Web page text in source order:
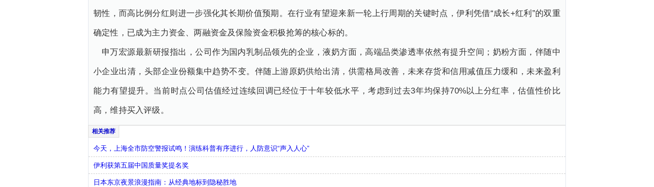
韧性，而高比例分红则进一步强化其长期价值预期。在行业有望迎来新一轮上行周期的关键时点，伊利凭借“成长+红利”的双重
确定性，已成为主力资金、两融资金及保险资金积极抢筹的核心标的。
申万宏源最新研报指出，公司作为国内乳制品领先的企业，液奶方面，高端品类渗透率依然有提升空间；奶粉方面，伴随中
小企业出清，头部企业份额集中趋势不变。伴随上游原奶供给出清，供需格局改善，未来存货和信用减值压力缓和，未来盈利
能力有望提升。当前时点公司估值经过连续回调已经位于十年较低水平，考虑到过去3年均保持70%以上分红率，估值性价比
高，维持买入评级。
今天，上海全市防空警报试鸣！演练科普有序进行，人防意识“声入人心”
伊利获第五届中国质量奖提名奖
日本东京夜景浪漫指南：从经典地标到隐秘胜地